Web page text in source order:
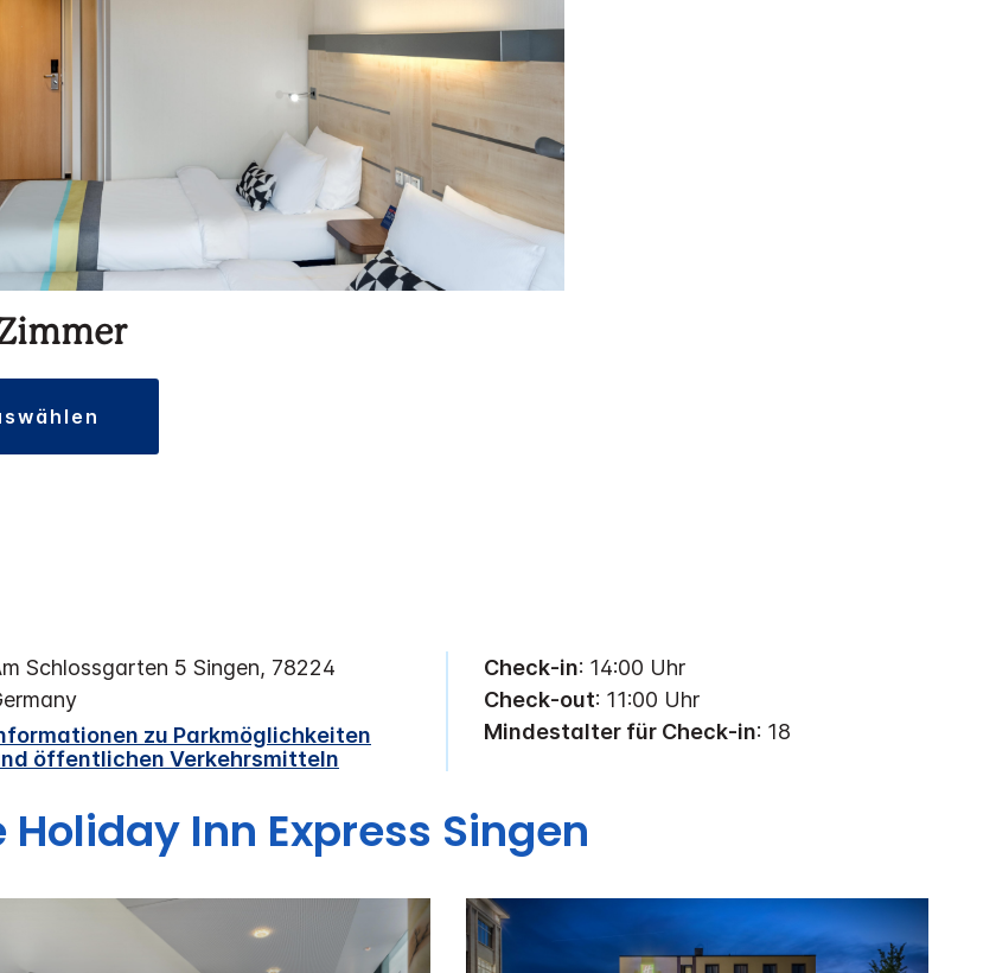
Schlossgarten 5 Singen, 78224
zu Parkmöglichkeiten
öffentlichen Verkehrsmitteln
Check-in: 14:00 Uhr
Check-out: 11:00 Uhr
Mindestalter für Check-in: 18
Holiday Inn Express Singen